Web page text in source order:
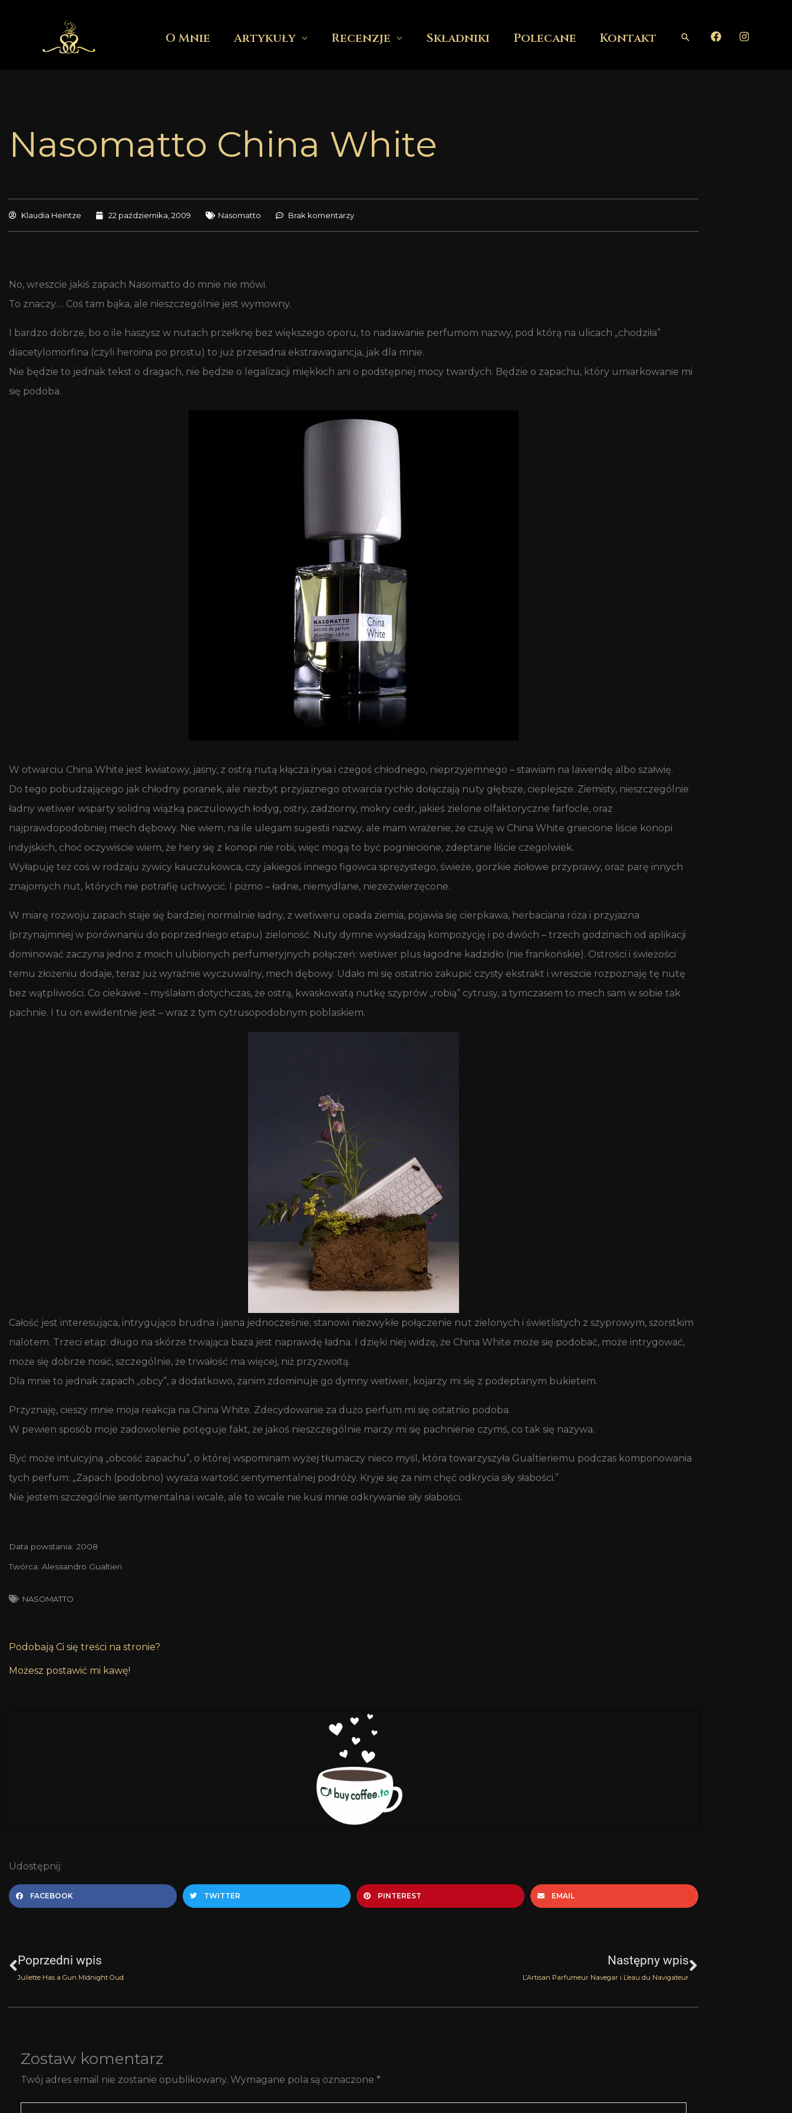
O Mnie Artykuły Recenzje Składniki Polecane Kontakt Szukaj
Nasomatto China White
Klaudia Heintze 22 października, 2009 Nasomatto Brak komentarzy
No, wreszcie jakiś zapach Nasomatto do mnie nie mówi.
To znaczy…. Coś tam bąka, ale nieszczególnie jest wymowny.
I bardzo dobrze, bo o ile haszysz w nutach przełknę bez większego oporu, to nadawanie perfumom nazwy, pod którą na ulicach „chodziła”
diacetylomorfina (czyli heroina po prostu) to już przesadna ekstrawagancja, jak dla mnie.
Nie będzie to jednak tekst o dragach, nie będzie o legalizacji miękkich ani o podstępnej mocy twardych. Będzie o zapachu, który umiarkowanie mi
się podoba.
W otwarciu China White jest kwiatowy, jasny, z ostrą nutą kłącza irysa i czegoś chłodnego, nieprzyjemnego – stawiam na lawendę albo szałwię.
Do tego pobudzającego jak chłodny poranek, ale niezbyt przyjaznego otwarcia rychło dołączają nuty głębsze, cieplejsze. Ziemisty, nieszczególnie
ładny wetiwer wsparty solidną wiązką paczulowych łodyg, ostry, zadziorny, mokry cedr, jakieś zielone olfaktoryczne farfocle, oraz
najprawdopodobniej mech dębowy. Nie wiem, na ile ulegam sugestii nazwy, ale mam wrażenie, że czuję w China White gniecione liście konopi
indyjskich, choć oczywiście wiem, że hery się z konopi nie robi, więc mogą to być pogniecione, zdeptane liście czegolwiek.
Wyłapuję też coś w rodzaju żywicy kauczukowca, czy jakiegoś innego figowca sprężystego, świeże, gorzkie ziołowe przyprawy, oraz parę innych
znajomych nut, których nie potrafię uchwycić. I piżmo – ładne, niemydlane, niezezwierzęcone.
W miarę rozwoju zapach staje się bardziej normalnie ładny, z wetiweru opada ziemia, pojawia się cierpkawa, herbaciana róża i przyjazna
(przynajmniej w porównaniu do poprzedniego etapu) zieloność. Nuty dymne wysładzają kompozycję i po dwóch – trzech godzinach od aplikacji
dominować zaczyna jedno z moich ulubionych perfumeryjnych połączeń: wetiwer plus łagodne kadzidło (nie frankońskie). Ostrości i świeżości
temu złożeniu dodaje, teraz już wyraźnie wyczuwalny, mech dębowy. Udało mi się ostatnio zakupić czysty ekstrakt i wreszcie rozpoznaję tę nutę
bez wątpliwości. Co ciekawe – myślałam dotychczas, że ostrą, kwaskowatą nutkę szyprów „robią” cytrusy, a tymczasem to mech sam w sobie tak
pachnie. I tu on ewidentnie jest – wraz z tym cytrusopodobnym poblaskiem.
Całość jest interesująca, intrygująco brudna i jasna jednocześnie; stanowi niezwykłe połączenie nut zielonych i świetlistych z szyprowym, szorstkim
nalotem. Trzeci etap: długo na skórze trwająca baza jest naprawdę ładna. I dzięki niej widzę, że China White może się podobać, może intrygować,
może się dobrze nosić, szczególnie, że trwałość ma więcej, niż przyzwoitą.
Dla mnie to jednak zapach „obcy”, a dodatkowo, zanim zdominuje go dymny wetiwer, kojarzy mi się z podeptanym bukietem.
Przyznaję, cieszy mnie moja reakcja na China White. Zdecydowanie za dużo perfum mi się ostatnio podoba.
W pewien sposób moje zadowolenie potęguje fakt, że jakoś nieszczególnie marzy mi się pachnienie czymś, co tak się nazywa.
Być może intuicyjną „obcość zapachu”, o której wspominam wyżej tłumaczy nieco myśl, która towarzyszyła Gualtieriemu podczas komponowania
tych perfum: „Zapach (podobno) wyraża wartość sentymentalnej podróży. Kryje się za nim chęć odkrycia siły słabości.”
Nie jestem szczególnie sentymentalna i wcale, ale to wcale nie kusi mnie odkrywanie siły słabości.
Data powstania: 2008
Twórca: Alessandro Gualtieri
NASOMATTO
Podobają Ci się treści na stronie?
Możesz postawić mi kawę!
Udostępnij:
FACEBOOK TWITTER PINTEREST EMAIL
Poprzedni wpis
Juliette Has a Gun Midnight Oud
Następny wpis
L’Artisan Parfumeur Navegar i L’eau du Navigateur
Zostaw komentarz
Twój adres email nie zostanie opublikowany. Wymagane pola są oznaczone *